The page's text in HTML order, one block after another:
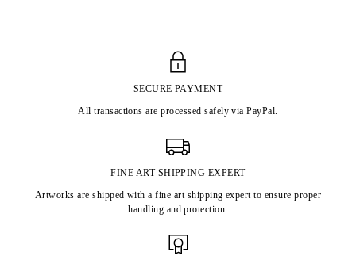
SECURE PAYMENT
All transactions are processed safely via PayPal.
FINE ART SHIPPING EXPERT
Artworks are shipped with a fine art shipping expert to ensure proper
handling and protection.